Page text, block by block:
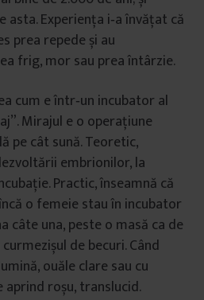
Experiența i‑a învățat că
prea repede și au
frig, mor sau prea întârzie.
cum e într‑un incubator al
Mirajul e o operațiune
pe cât sună. Teoretic,
embrionilor, la
Practic, înseamnă că
o femeie stau în incubator
câte una, peste o masă ca de
de becuri. Când
ouăle clare sau cu
roșu, translucid.